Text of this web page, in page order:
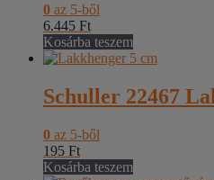
0 az 5-ből
6.445 Ft
Kosárba teszem
Schuller 22467
0 az 5-ből
195 Ft
Kosárba teszem